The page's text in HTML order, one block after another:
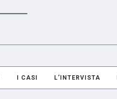
I CASI L’INTERVISTA